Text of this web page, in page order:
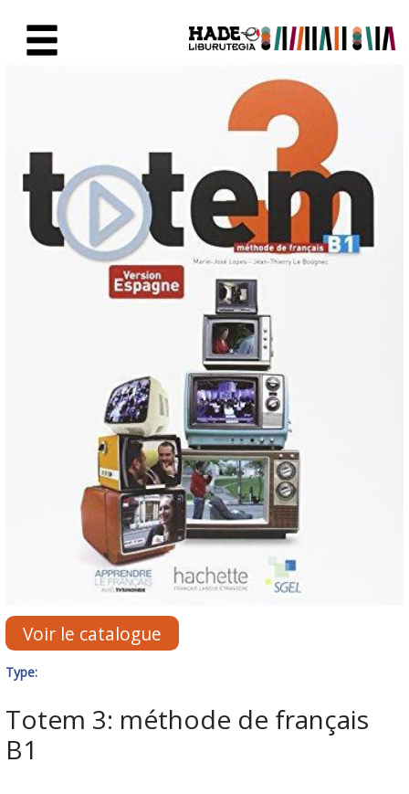
Fiche de Nouveaux Livres -
Voir le catalogue
Type:
Totem 3: méthode de français
B1